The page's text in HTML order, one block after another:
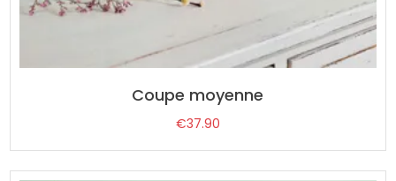
Coupe moyenne
€37.90